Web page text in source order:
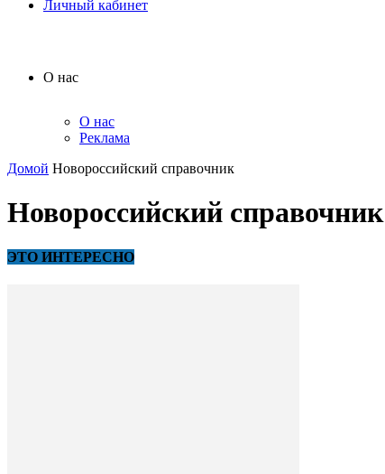
Личный кабинет
О нас
О нас
Реклама
Домой Новороссийский справочник
Новороссийский справочник
ЭТО ИНТЕРЕСНО